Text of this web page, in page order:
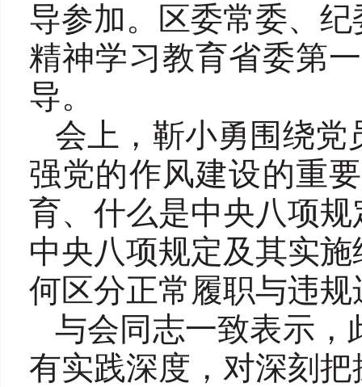
导参加。区委常委、
精神学习教育省委第
导。
会上，靳小勇围绕党
强党的作风建设的重
育、什么是中央八项
中央八项规定及其实
何区分正常履职与违
与会同志一致表示，
有实践深度，对深刻